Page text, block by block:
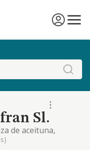
Sl.
de aceituna,
fabricación de